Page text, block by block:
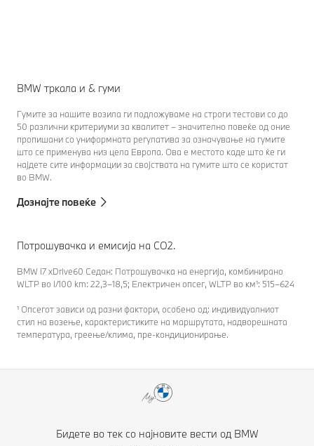
BMW тркала и & гуми
Гумите за нашите возила ги подложуваме на строги тестови со до
50 различни критериуми за квалитет – значително повеќе од оние
пропишани со униформната регулатива за означување на гумите
што се применува низ цела Европа. Ова е местото каде што ќе ги
најдете сите информации за својствата на гумите што се користат
во BMW.
Дознајте повеќе
Потрошувачка и емисија на CO2.
BMW i7 xDrive60 Седан: Потрошувачка на енергија, комбинирано
WLTP во l/100 km: 22,3–18,5; Електричен опсег, WLTP во км¹: 515–624
¹ Опсегот зависи од разни фактори, особено од: индивидуалниот
стил на возење, карактеристиките на маршрутата, надворешната
температура, греење/клима, пре-кондиционирање.
Бидете во тек со најновите вести од BMW